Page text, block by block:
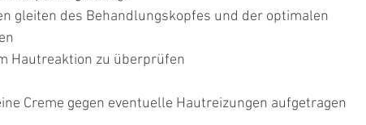
gleiten des Behandlungskopfes und der optimalen
Hautreaktion zu überprüfen
Creme gegen eventuelle Hautreizungen aufgetragen